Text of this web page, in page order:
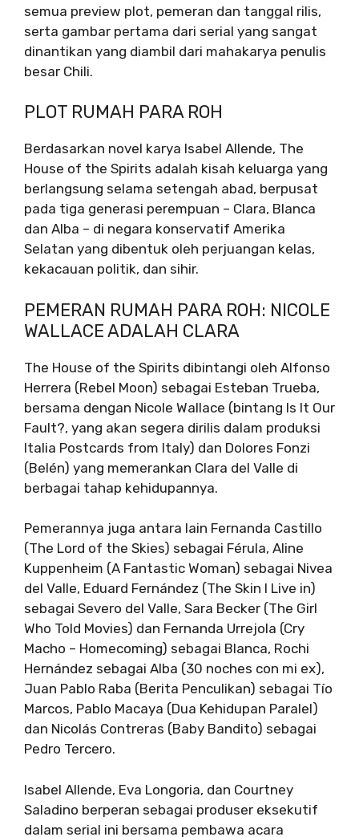
semua preview plot, pemeran dan tanggal rilis,
serta gambar pertama dari serial yang sangat
dinantikan yang diambil dari mahakarya penulis
besar Chili.
PLOT RUMAH PARA ROH
Berdasarkan novel karya Isabel Allende, The
House of the Spirits adalah kisah keluarga yang
berlangsung selama setengah abad, berpusat
pada tiga generasi perempuan – Clara, Blanca
dan Alba – di negara konservatif Amerika
Selatan yang dibentuk oleh perjuangan kelas,
kekacauan politik, dan sihir.
PEMERAN RUMAH PARA ROH: NICOLE
WALLACE ADALAH CLARA
The House of the Spirits dibintangi oleh Alfonso
Herrera (Rebel Moon) sebagai Esteban Trueba,
bersama dengan Nicole Wallace (bintang Is It Our
Fault?, yang akan segera dirilis dalam produksi
Italia Postcards from Italy) dan Dolores Fonzi
(Belén) yang memerankan Clara del Valle di
berbagai tahap kehidupannya.
Pemerannya juga antara lain Fernanda Castillo
(The Lord of the Skies) sebagai Férula, Aline
Kuppenheim (A Fantastic Woman) sebagai Nivea
del Valle, Eduard Fernández (The Skin I Live in)
sebagai Severo del Valle, Sara Becker (The Girl
Who Told Movies) dan Fernanda Urrejola (Cry
Macho – Homecoming) sebagai Blanca, Rochi
Hernández sebagai Alba (30 noches con mi ex),
Juan Pablo Raba (Berita Penculikan) sebagai Tío
Marcos, Pablo Macaya (Dua Kehidupan Paralel)
dan Nicolás Contreras (Baby Bandito) sebagai
Pedro Tercero.
Isabel Allende, Eva Longoria, dan Courtney
Saladino berperan sebagai produser eksekutif
dalam serial ini bersama pembawa acara